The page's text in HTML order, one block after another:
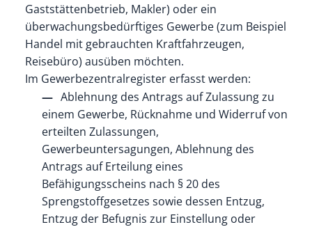
Gaststättenbetrieb, Makler) oder ein
überwachungsbedürftiges Gewerbe (zum Beispiel
Handel mit gebrauchten Kraftfahrzeugen,
Reisebüro) ausüben möchten.
Im Gewerbezentralregister erfasst werden:
Ablehnung des Antrags auf Zulassung zu
einem Gewerbe, Rücknahme und Widerruf von
erteilten Zulassungen,
Gewerbeuntersagungen, Ablehnung des
Antrags auf Erteilung eines
Befähigungsscheins nach § 20 des
Sprengstoffgesetzes sowie dessen Entzug,
Entzug der Befugnis zur Einstellung oder